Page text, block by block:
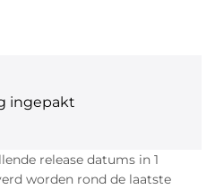
ingepakt
release datums in 1
worden rond de laatste